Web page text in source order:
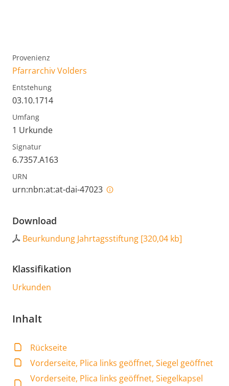
Provenienz
Pfarrarchiv Volders
Entstehung
03.10.1714
Umfang
1 Urkunde
Signatur
6.7357.A163
URN
urn:nbn:at:at-dai-47023
Download
Beurkundung Jahrtagsstiftung [320,04 kb]
Klassifikation
Urkunden
Inhalt
Rückseite
Vorderseite, Plica links geöffnet, Siegel geöffnet
Vorderseite, Plica links geöffnet, Siegelkapsel